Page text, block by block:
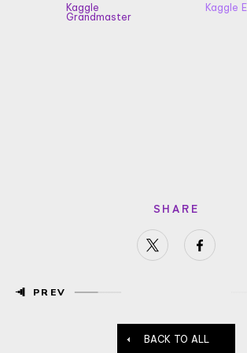
Kaggle
Grandmaster
Kaggle
SHARE
PREV
BACK TO ALL